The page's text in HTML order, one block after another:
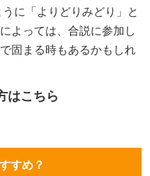
に「よりどりみどり」と
よっては、合説に参加し
固まる時もあるかもしれ
はこちら
すめ？